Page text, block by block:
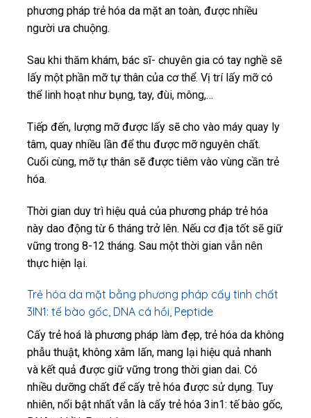
phương pháp trẻ hóa da mặt an toàn, được nhiều
người ưa chuộng.
Sau khi thăm khám, bác sĩ- chuyên gia có tay nghề sẽ
lấy một phần mỡ tự thân của cơ thể. Vị trí lấy mỡ có
thể linh hoạt như bụng, tay, đùi, mông,…
Tiếp đến, lượng mỡ được lấy sẽ cho vào máy quay ly
tâm, quay nhiều lần để thu được mỡ nguyên chất.
Cuối cùng, mỡ tự thân sẽ được tiêm vào vùng cần trẻ
hóa.
Thời gian duy trì hiệu quả của phương pháp trẻ hóa
này dao động từ 6 tháng trở lên. Nếu cơ địa tốt sẽ giữ
vững trong 8-12 tháng. Sau một thời gian vẫn nên
thực hiện lại.
Trẻ hóa da mặt bằng phương pháp cấy tinh chất
3IN1: tế bào gốc, DNA cá hồi, Peptide
Cấy trẻ hoá là phương pháp làm đẹp, trẻ hóa da không
phẫu thuật, không xâm lấn, mang lại hiệu quả nhanh
và kết quả được giữ vững trong thời gian dai. Có
nhiều dưỡng chất để cấy trẻ hóa được sử dụng. Tuy
nhiên, nổi bật nhất vẫn là cấy trẻ hóa 3in1: tế bào gốc,